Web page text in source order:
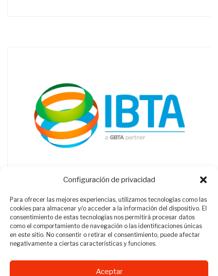
Configuración de privacidad
Para ofrecer las mejores experiencias, utilizamos tecnologías como las
cookies para almacenar y/o acceder a la información del dispositivo. El
consentimiento de estas tecnologías nos permitirá procesar datos
como el comportamiento de navegación o las identificaciones únicas
en este sitio. No consentir o retirar el consentimiento, puede afectar
negativamente a ciertas características y funciones.
Aceptar